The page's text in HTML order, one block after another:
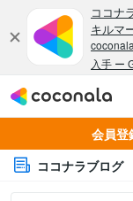
会員登
ココナラブログ